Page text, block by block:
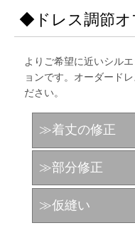
◆ドレス調節オ
よりご希望に近いシル
ョンです。オーダード
ださい。
≫着丈の修正
≫部分修正
≫仮縫い